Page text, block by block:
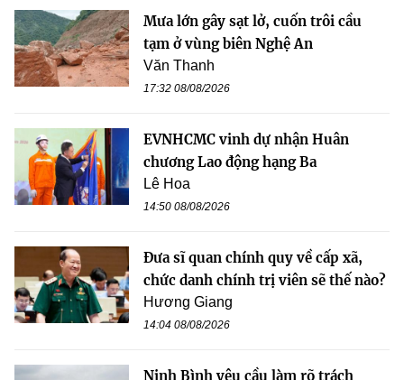
Mưa lớn gây sạt lở, cuốn trôi cầu
tạm ở vùng biên Nghệ An
Văn Thanh
17:32 08/08/2026
EVNHCMC vinh dự nhận Huân
chương Lao động hạng Ba
Lê Hoa
14:50 08/08/2026
Đưa sĩ quan chính quy về cấp xã,
chức danh chính trị viên sẽ thế nào?
Hương Giang
14:04 08/08/2026
Ninh Bình yêu cầu làm rõ trách